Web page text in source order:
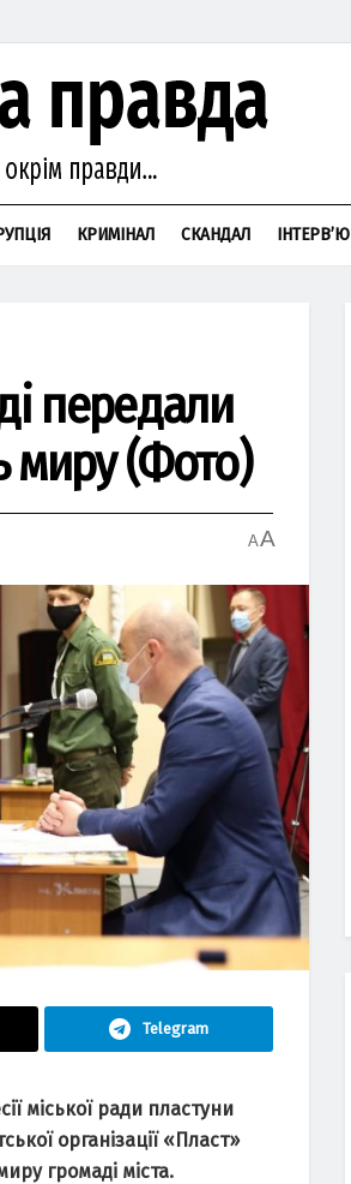
КРИМІНАЛ СКАНДАЛ ІНТЕРВ’Ю
передали
миру (Фото)
AA
Telegram
міської ради пластуни
організації «Пласт»
громаді міста.